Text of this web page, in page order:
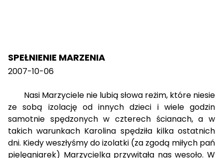
SPEŁNIENIE MARZENIA
2007-10-06
Nasi Marzyciele nie lubią słowa reżim, które niesie
ze sobą izolację od innych dzieci i wiele godzin
samotnie spędzonych w czterech ścianach, a w
takich warunkach Karolina spędziła kilka ostatnich
dni. Kiedy weszłyśmy do izolatki (za zgodą miłych pań
pielęgniarek) Marzycielka przywitała nas wesoło. W